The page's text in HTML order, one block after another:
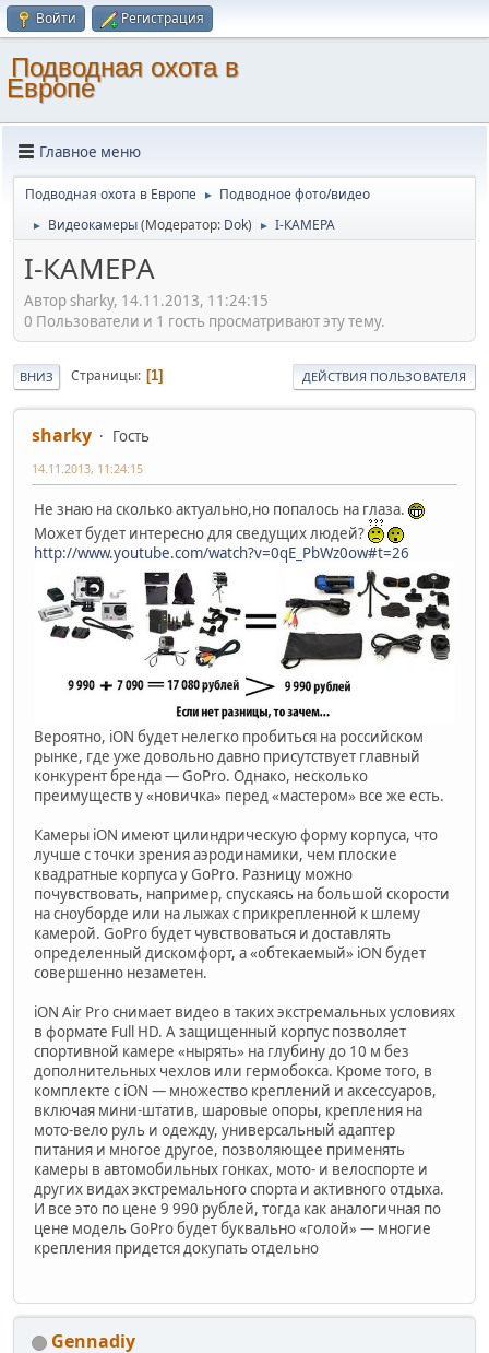
Войти Регистрация
Подводная охота в
Европе
Главное меню
Подводная охота в Европе ► Подводное фото/видео
► Видеокамеры(Модератор: Dok) ► I-КАМЕРА
I-КАМЕРА
Автор sharky, 14.11.2013, 11:24:15
0 Пользователи и 1 гость просматривают эту тему.
ВНИЗ Страницы 1 ДЕЙСТВИЯ ПОЛЬЗОВАТЕЛЯ
sharky Гость
14.11.2013, 11:24:15
Не знаю на сколько актуально,но попалось на глаза.
Может будет интересно для сведущих людей?
http://www.youtube.com/watch?v=0qE_PbWz0ow#t=26
Вероятно, iON будет нелегко пробиться на российском
рынке, где уже довольно давно присутствует главный
конкурент бренда — GoPro. Однако, несколько
преимуществ у «новичка» перед «мастером» все же есть.
Камеры iON имеют цилиндрическую форму корпуса, что
лучше с точки зрения аэродинамики, чем плоские
квадратные корпуса у GoPro. Разницу можно
почувствовать, например, спускаясь на большой скорости
на сноуборде или на лыжах с прикрепленной к шлему
камерой. GoPro будет чувствоваться и доставлять
определенный дискомфорт, а «обтекаемый» iON будет
совершенно незаметен.
iON Air Pro снимает видео в таких экстремальных условиях
в формате Full HD. А защищенный корпус позволяет
спортивной камере «нырять» на глубину до 10 м без
дополнительных чехлов или гермобокса. Кроме того, в
комплекте с iON — множество креплений и аксессуаров,
включая мини-штатив, шаровые опоры, крепления на
мото-вело руль и одежду, универсальный адаптер
питания и многое другое, позволяющее применять
камеры в автомобильных гонках, мото- и велоспорте и
других видах экстремального спорта и активного отдыха.
И все это по цене 9 990 рублей, тогда как аналогичная по
цене модель GoPro будет буквально «голой» — многие
крепления придется докупать отдельно
Gennadiy